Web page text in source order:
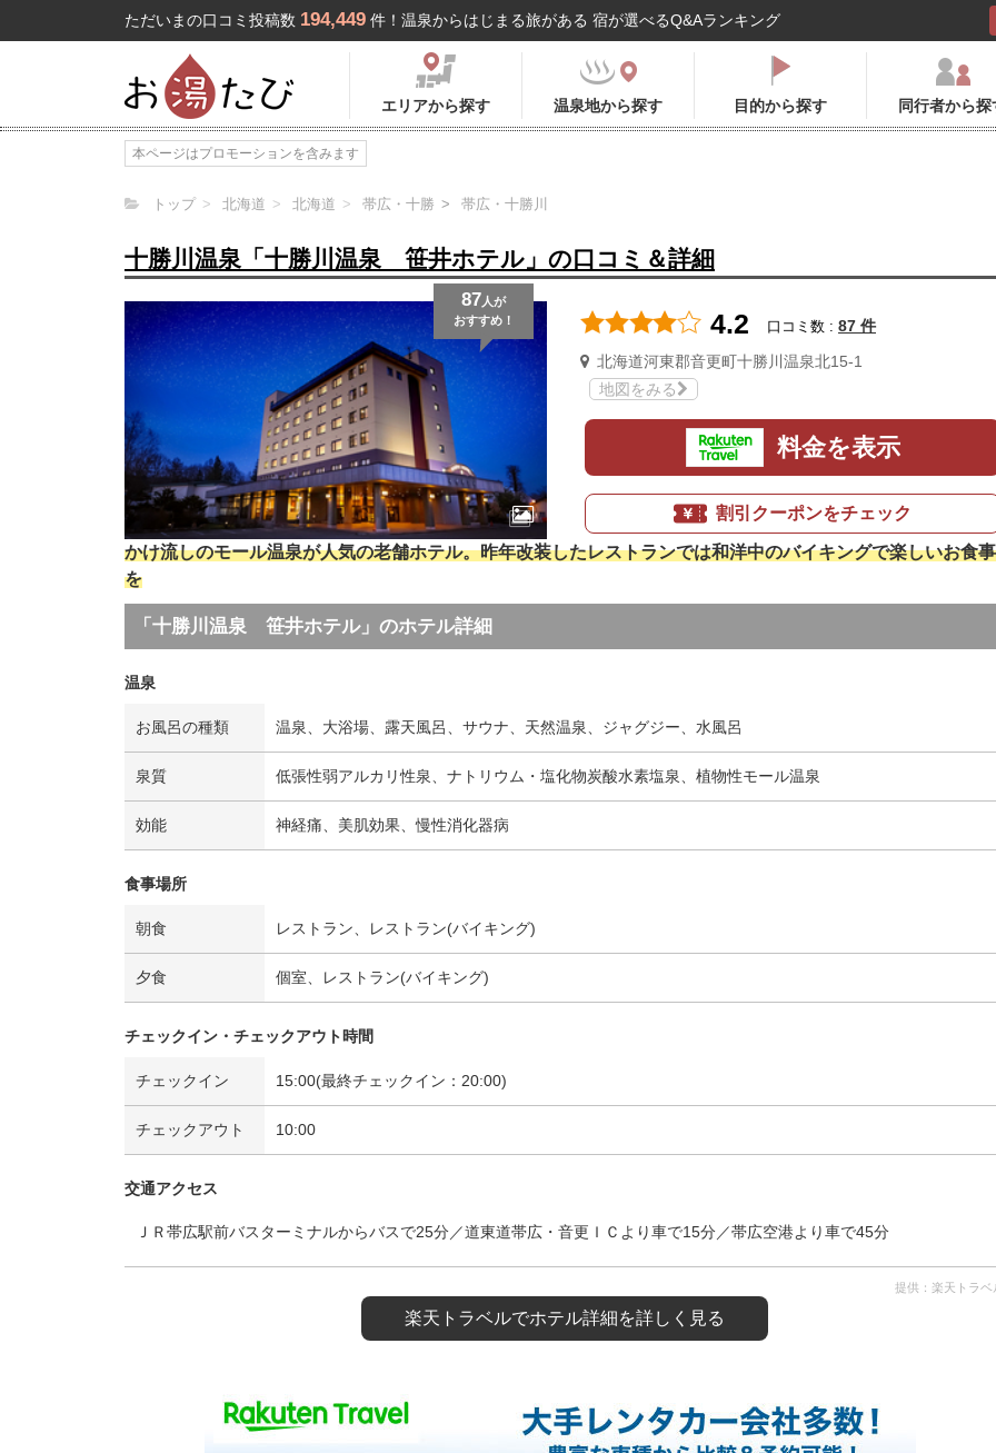
ただいまの口コミ投稿数 194,449 件！温泉からはじまる旅がある 宿が選べるQ&Aランキング
エリアから探す 温泉地から探す 目的から探す 同行者から探
本ページはプロモーションを含みます
トップ 北海道 北海道 帯広・十勝 帯広・十勝川
十勝川温泉「十勝川温泉 笹井ホテル」の口コミ＆詳細
87 人が
おすすめ！
4.2 口コミ数 : 87 件
北海道河東郡音更町十勝川温泉北15-1
地図をみる
料金を表示
割引クーポンをチェック
かけ流しのモール温泉が人気の老舗ホテル。昨年改装したレストランでは和洋中のバイキングで楽しいお食事
を
「十勝川温泉 笹井ホテル」のホテル詳細
温泉
お風呂の種類 温泉、大浴場、露天風呂、サウナ、天然温泉、ジャグジー、水風呂
泉質 低張性弱アルカリ性泉、ナトリウム・塩化物炭酸水素塩泉、植物性モール温泉
効能 神経痛、美肌効果、慢性消化器病
食事場所
朝食 レストラン、レストラン(バイキング)
夕食 個室、レストラン(バイキング)
チェックイン・チェックアウト時間
チェックイン 15:00(最終チェックイン：20:00)
チェックアウト 10:00
交通アクセス
ＪＲ帯広駅前バスターミナルからバスで25分／道東道帯広・音更ＩＣより車で15分／帯広空港より車で45分
提供：楽天トラベ
楽天トラベルでホテル詳細を詳しく見る